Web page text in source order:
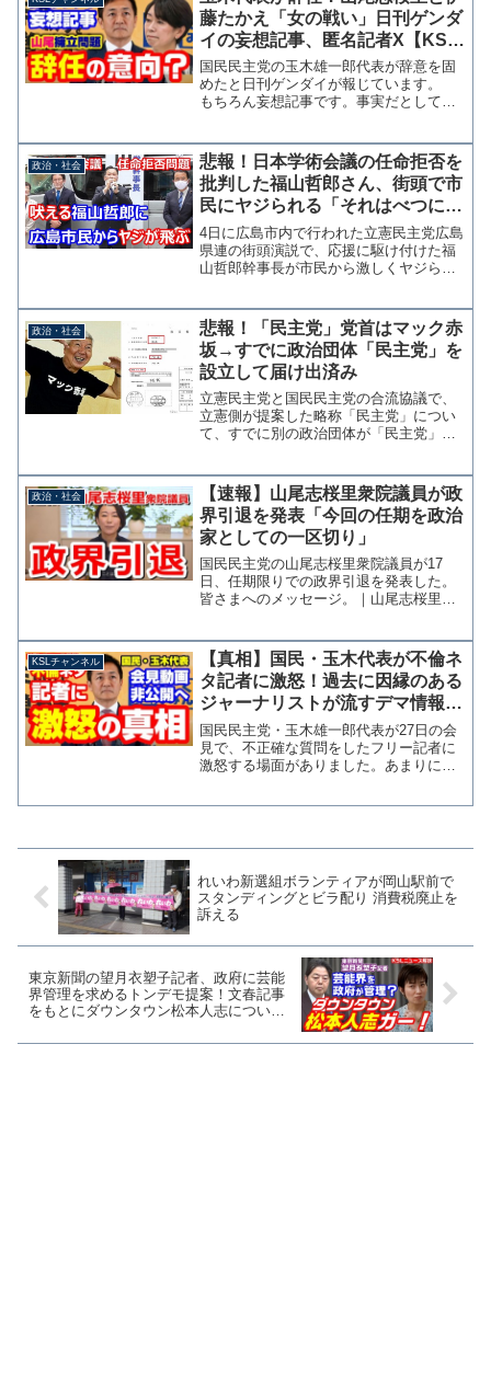
藤たかえ「女の戦い」日刊ゲンダ
イの妄想記事、匿名記者X【KSL
チャンネル】
国民民主党の玉木雄一郎代表が辞意を固
めたと日刊ゲンダイが報じています。
もちろん妄想記事です。事実だとして
事では玉木さんに近い党関係者の発言と
して辞意固めたか、国民民主...
政治・社会
悲報！日本学術会議の任命拒否を
批判した福山哲郎さん、街頭で市
民にヤジられる「それはべつにい
いだろう（怒）」
4日に広島市内で行われた立憲民主党広島
県連の街頭演説で、応援に駆け付けた福
山哲郎幹事長が市民から激しくヤジられ
が日本学術会議の任命拒否問題を取り上
げ、地元広島のカープ...
政治・社会
悲報！「民主党」党首はマック赤
坂→すでに政治団体「民主党」を
設立して届け出済み
立憲民主党と国民民主党の合流協議で、
立憲側が提案した略称「民主党」につい
て、すでに別の政治団体が「民主党」と
選でのパフォーマンスでお馴染みマック
赤坂氏（現・港区議）が旧...
政治・社会
【速報】山尾志桜里衆院議員が政
界引退を発表「今回の任期を政治
家としての一区切り」
国民民主党の山尾志桜里衆院議員が17
日、任期限りでの政界引退を発表した。
皆さまへのメッセージ。｜山尾志桜里｜
し、比例東京ブロックの単独1位で立候補
する予定だった。議...
KSLチャンネル
【真相】国民・玉木代表が不倫ネ
タ記者に激怒！過去に因縁のある
ジャーナリストが流すデマ情報が
発端？【KSLチャンネル】
国民民主党・玉木雄一郎代表が27日の会
見で、不正確な質問をしたフリー記者に
激怒する場面がありました。あまりにも
れいわ新選組ボランティアが岡山駅前で
スタンディングとビラ配り 消費税廃止を
訴える
東京新聞の望月衣塑子記者、政府に芸能
界管理を求めるトンデモ提案！文春記事
をもとにダウンタウン松本人志について